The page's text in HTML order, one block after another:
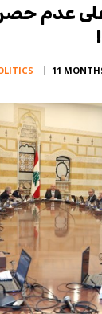
على عدم
11